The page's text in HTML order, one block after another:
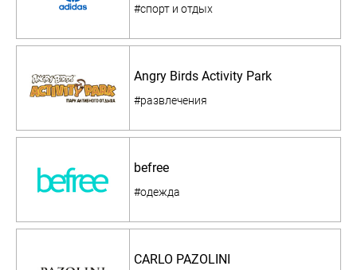
#спорт и отдых
Angry Birds Activity Park
#развлечения
befree
#одежда
CARLO PAZOLINI